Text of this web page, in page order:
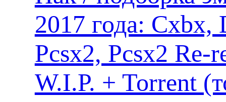
2017 года:
Pcsx2, Pcsx2
W.I.P. + Torrent